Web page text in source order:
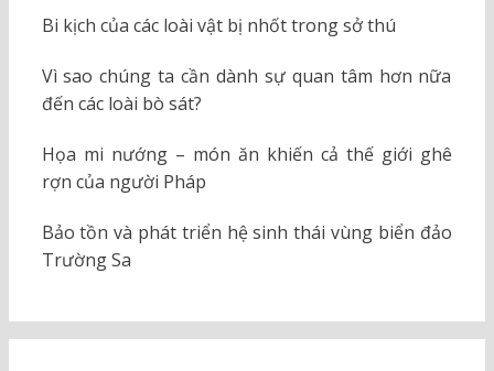
Bi kịch của các loài vật bị nhốt trong sở thú
Vì sao chúng ta cần dành sự quan tâm hơn nữa
đến các loài bò sát?
Họa mi nướng – món ăn khiến cả thế giới ghê
rợn của người Pháp
Bảo tồn và phát triển hệ sinh thái vùng biển đảo
Trường Sa